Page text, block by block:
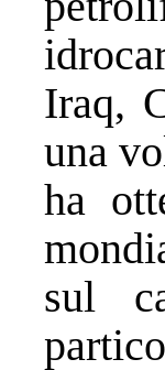
Iraq,
una
ha
sul